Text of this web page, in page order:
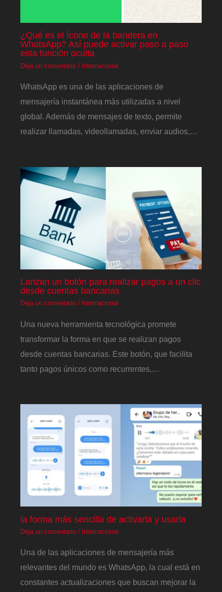
¿Qué es el ícono de la bandera en
WhatsApp? Así puede activar paso a paso
esta función oculta
Deja un comentario / Internacional
WhatsApp es una de las aplicaciones de
mensajería instantánea más utilizadas a nivel
global. Además de mensajes de texto, permite
realizar llamadas, videollamadas, enviar audios,…
Lanzan un botón para realizar pagos a un clic
desde cuentas bancarias
Deja un comentario / Internacional
Una nueva herramienta tecnológica promete
transformar la forma en que se realizan pagos
desde cuentas bancarias. Este botón, que facilita
tanto pagos únicos como recurrentes,…
la forma más sencilla de activarla y usarla
Deja un comentario / Internacional
Una de las aplicaciones de mensajería más
relevantes del mundo es WhatsApp, la cual está en
constantes actualizaciones que buscan mejorar la